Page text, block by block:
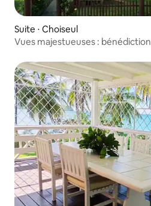
Suite ⋅ Choiseul
Vues majestueuses : bénédiction